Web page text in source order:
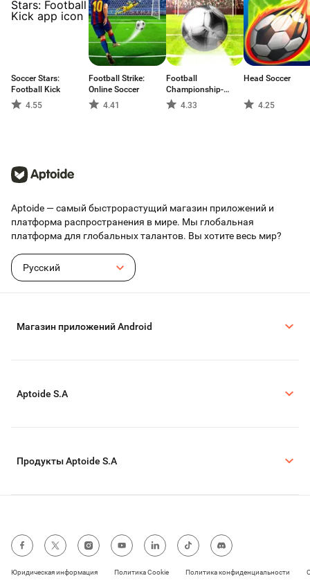
Soccer Stars:
Football Kick
4.55
Football Strike:
Online Soccer
4.41
Football
Championship-
Freekick
4.33
Head Soccer
4.25
Aptoide — самый быстрорастущий магазин приложений и
платформа распространения в мире. Мы глобальная
платформа для глобальных талантов. Вы хотите весь мир?
Русский
Магазин приложений Android
Aptoide S.A
Продукты Aptoide S.A
Юридическая информация Политика Cookie Политика конфиденциальности